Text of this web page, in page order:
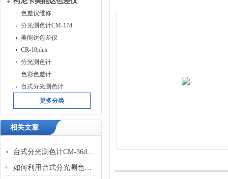
色差仪维修
分光测色计CM-17d
美能达色差仪
CR-10plus
分光测色计
色彩色差计
台式分光测色计
更多分类
相关文章
台式分光测色计CM-36dG在汽车内饰件不同材质色差管控
如何利用台式分光测色计CM-36dG实现产品颜色品质的严格把控？